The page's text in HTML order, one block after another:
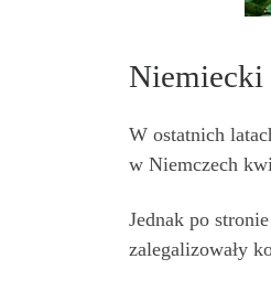
Niemiecki
W ostatnich
w Niemczech
Jednak po
zalegalizowały